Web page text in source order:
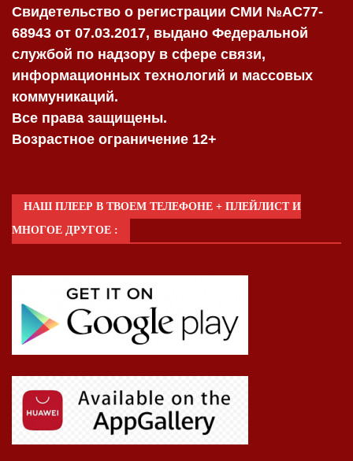
Свидетельство о регистрации СМИ №AC77-
68943 от 07.03.2017, выдано Федеральной
службой по надзору в сфере связи,
информационных технологий и массовых
коммуникаций.
Все права защищены.
Возрастное ограничение 12+
НАШ ПЛЕЕР В ТВОЕМ ТЕЛЕФОНЕ + ПЛЕЙЛИСТ И
МНОГОЕ ДРУГОЕ :